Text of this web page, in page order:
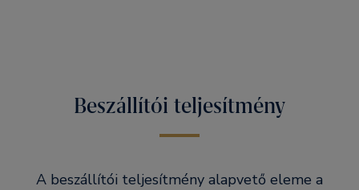
Beszállítói teljesítmény
A beszállítói teljesítmény alapvető eleme a